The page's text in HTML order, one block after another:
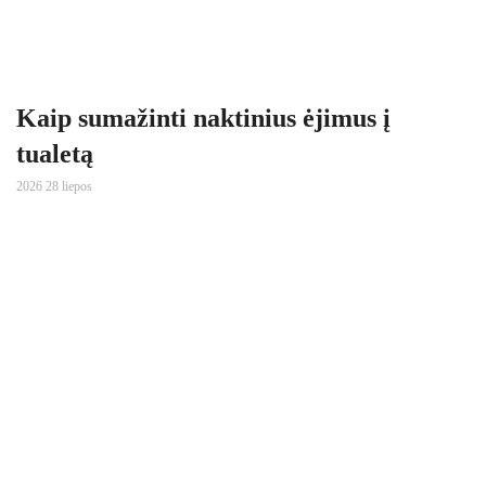
Kaip sumažinti naktinius ėjimus į
tualetą
2026 28 liepos